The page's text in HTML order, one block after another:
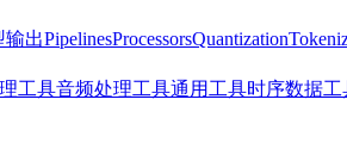
输出PipelinesProcessorsQuantization
工具音频处理工具通用工具时序数据工